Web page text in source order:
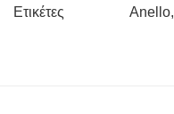
Ετικέτες Anello,